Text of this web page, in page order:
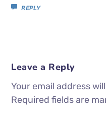
REPLY
Leave a Reply
Your email address
Required fields are